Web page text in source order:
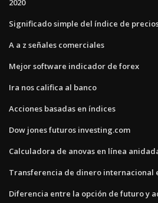
2020
Significado simple del índice de
A a z señales comerciales
Mejor software indicador de forex
Ira nos califica al banco
Acciones basadas en índices
Dow jones futuros investing.com
Calculadora de anovas en línea
Transferencia de dinero internacional
Diferencia entre la opción de futuro y